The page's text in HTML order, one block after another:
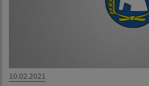
10.02.2021